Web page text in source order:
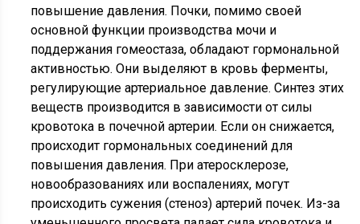
повышение давления. Почки, помимо своей
основной функции производства мочи и
поддержания гомеостаза, обладают гормональной
активностью. Они выделяют в кровь ферменты,
регулирующие артериальное давление. Синтез этих
веществ производится в зависимости от силы
кровотока в почечной артерии. Если он снижается,
происходит гормональных соединений для
повышения давления. При атеросклерозе,
новообразованиях или воспалениях, могут
происходить сужения (стеноз) артерий почек. Из-за